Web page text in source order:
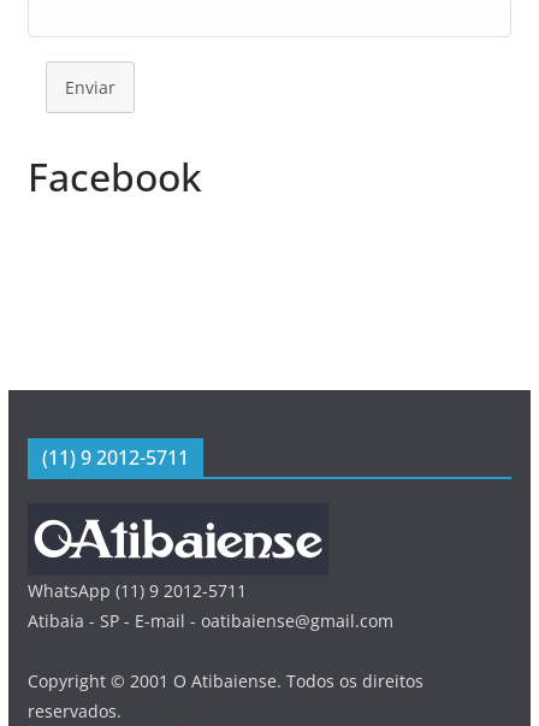
Enviar
Facebook
(11) 9 2012-5711
WhatsApp (11) 9 2012-5711
Atibaia - SP - E-mail - oatibaiense@gmail.com
Copyright © 2001 O Atibaiense. Todos os direitos
reservados.